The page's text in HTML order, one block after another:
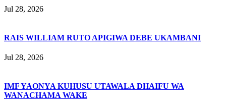
Jul 28, 2026
RAIS WILLIAM RUTO APIGIWA DEBE UKAMBANI
Jul 28, 2026
IMF YAONYA KUHUSU UTAWALA DHAIFU WA
WANACHAMA WAKE